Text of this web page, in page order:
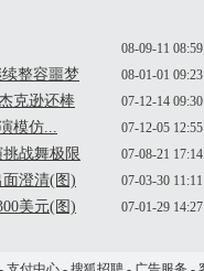
08-09-11 08:59
08-01-01 09:23
整容噩梦
07-12-14 09:30
克逊还棒
07-12-05 12:55
模仿...
07-08-21 17:14
战舞极限
07-03-30 11:11
澄清(图)
07-01-29 14:27
美元(图)